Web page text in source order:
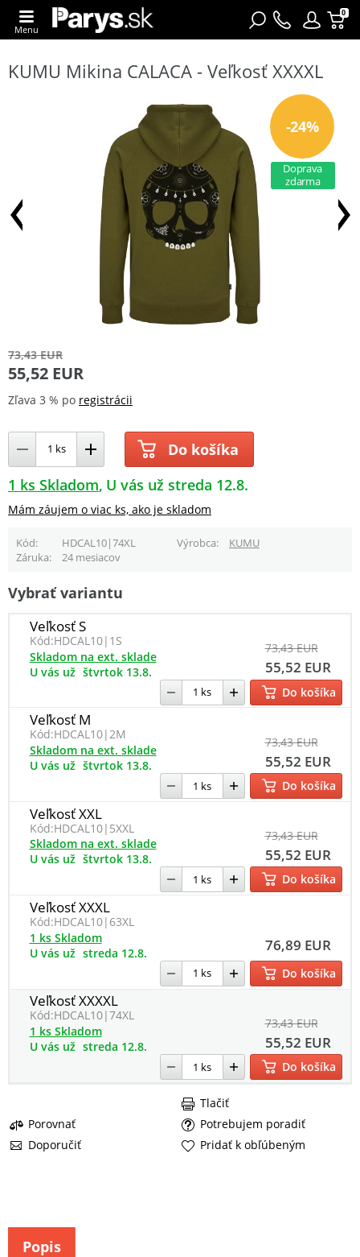
0
Menu
KUMU Mikina CALACA - Veľkosť XXXXL
-24%
Doprava
zdarma
73,43 EUR
55,52 EUR
Zľava 3 % po registrácii
Do košíka
1 ks Skladom U vás už streda 12.8.
Mám záujem o viac ks, ako je skladom
Kód HDCAL10|74XL Výrobca
KUMU
Záruka
24 mesiacov
Vybrať variantu
Veľkosť S
Kód:HDCAL10|1S 73,43 EUR
55,52 EUR
Skladom na ext. sklade
U vás už štvrtok 13.8.
Do košíka
Veľkosť M
Kód:HDCAL10|2M 73,43 EUR
55,52 EUR
Skladom na ext. sklade
U vás už štvrtok 13.8.
Do košíka
Veľkosť XXL
Kód:HDCAL10|5XXL 73,43 EUR
55,52 EUR
Skladom na ext. sklade
U vás už štvrtok 13.8.
Do košíka
Veľkosť XXXL
Kód:HDCAL10|63XL
76,89 EUR
1 ks Skladom
U vás už streda 12.8.
Do košíka
Veľkosť XXXXL
Kód:HDCAL10|74XL 73,43 EUR
55,52 EUR
1 ks Skladom
U vás už streda 12.8.
Do košíka
Porovnať
Potrebujem poradiť
Doporučiť
Tlačiť
Pridať k obľúbeným
Popis